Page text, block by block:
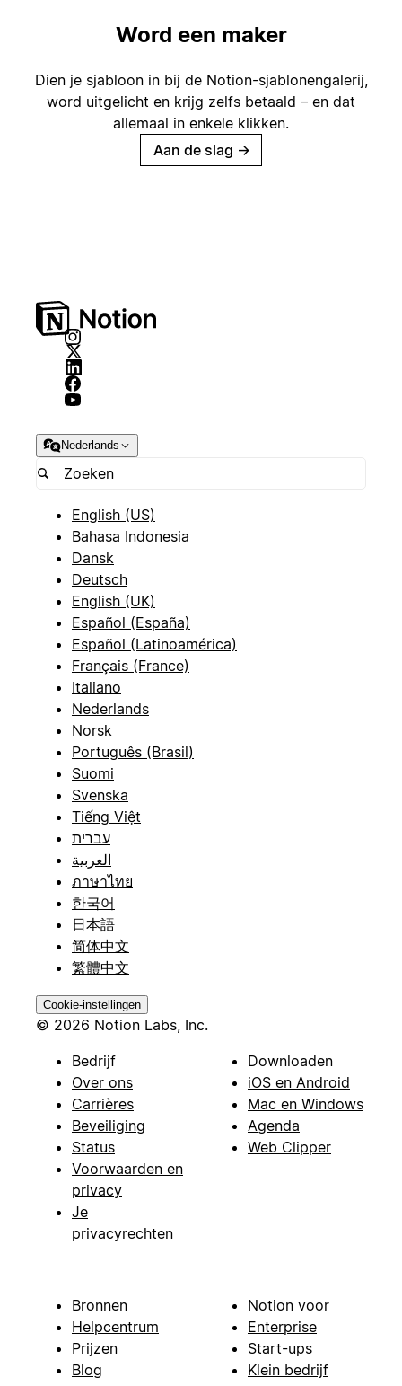
Word een maker
Dien je sjabloon in bij de Notion-sjablonengalerij,
word uitgelicht en krijg zelfs betaald – en dat
allemaal in enkele klikken.
Aan de slag →
Nederlands
English (US)
Bahasa Indonesia
Dansk
Deutsch
English (UK)
Español (España)
Español (Latinoamérica)
Français (France)
Italiano
Nederlands
Norsk
Português (Brasil)
Suomi
Svenska
Tiếng Việt
עברית
العربية
ภาษาไทย
한국어
日本語
简体中文
繁體中文
Cookie-instellingen
© 2026 Notion Labs, Inc.
Bedrijf
Over ons
Carrières
Beveiliging
Status
Voorwaarden en
privacy
Je
privacyrechten
Downloaden
iOS en Android
Mac en Windows
Agenda
Web Clipper
Bronnen
Helpcentrum
Prijzen
Blog
Notion voor
Enterprise
Start-ups
Klein bedrijf